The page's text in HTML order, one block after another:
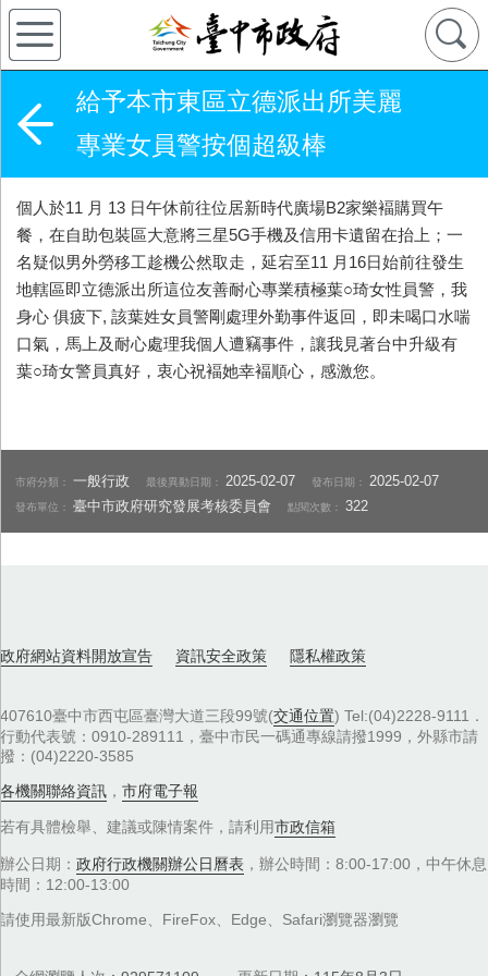
給予本市東區立德派出所美麗
專業女員警按個超級棒
個人於11 月 13 日午休前往位居新時代廣場B2家樂褔購買午
餐，在自助包裝區大意將三星5G手機及信用卡遺留在抬上；一
名疑似男外勞移工趁機公然取走，延宕至11 月16日始前往發生
地轄區即立德派出所這位友善耐心專業積極葉○琦女性員警，我
身心 俱疲下, 該葉姓女員警剛處理外勤事件返回，即未喝口水喘
口氣，馬上及耐心處理我個人遭竊事件，讓我見著台中升級有
葉○琦女警員真好，衷心祝褔她幸褔順心，感激您。
市府分類：一般行政 最後異動日期： 2025-02-07 發布日期： 2025-02-07
發布單位：臺中市政府研究發展考核委員會 點閱次數：322
政府網站資料開放宣告 資訊安全政策 隱私權政策
407610臺中市西屯區臺灣大道三段99號(交通位置) Tel:(04)2228-9111．
行動代表號：0910-289111，臺中市民一碼通專線請撥1999，外縣市請
撥：(04)2220-3585
各機關聯絡資訊 ， 市府電子報
若有具體檢舉、建議或陳情案件，請利用市政信箱
辦公日期： 政府行政機關辦公日曆表 ，辦公時間：8:00-17:00，中午休息
時間：12:00-13:00
請使用最新版Chrome、FireFox、Edge、Safari瀏覽器瀏覽